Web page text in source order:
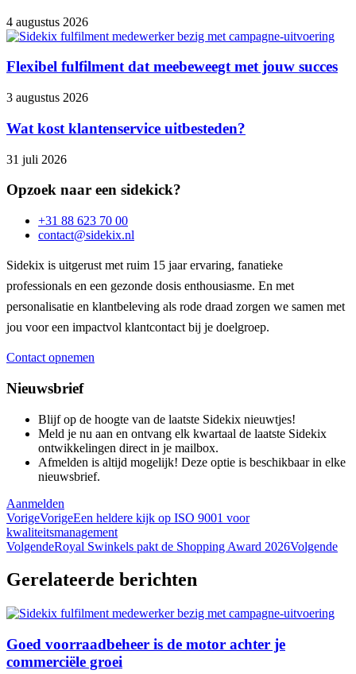
4 augustus 2026
Flexibel fulfilment dat meebeweegt met jouw succes
3 augustus 2026
Wat kost klantenservice uitbesteden?
31 juli 2026
Opzoek naar een sidekick?
+31 88 623 70 00
contact@sidekix.nl
Sidekix is uitgerust met ruim 15 jaar ervaring, fanatieke
professionals en een gezonde dosis enthousiasme. En met
personalisatie en klantbeleving als rode draad zorgen we samen met
jou voor een impactvol klantcontact bij je doelgroep.
Contact opnemen
Nieuwsbrief
Blijf op de hoogte van de laatste Sidekix nieuwtjes!
Meld je nu aan en ontvang elk kwartaal de laatste Sidekix
ontwikkelingen direct in je mailbox.
Afmelden is altijd mogelijk! Deze optie is beschikbaar in elke
nieuwsbrief.
Aanmelden
VorigeVorigeEen heldere kijk op ISO 9001 voor
kwaliteitsmanagement
VolgendeRoyal Swinkels pakt de Shopping Award 2026Volgende
Gerelateerde berichten
Goed voorraadbeheer is de motor achter je
commerciële groei